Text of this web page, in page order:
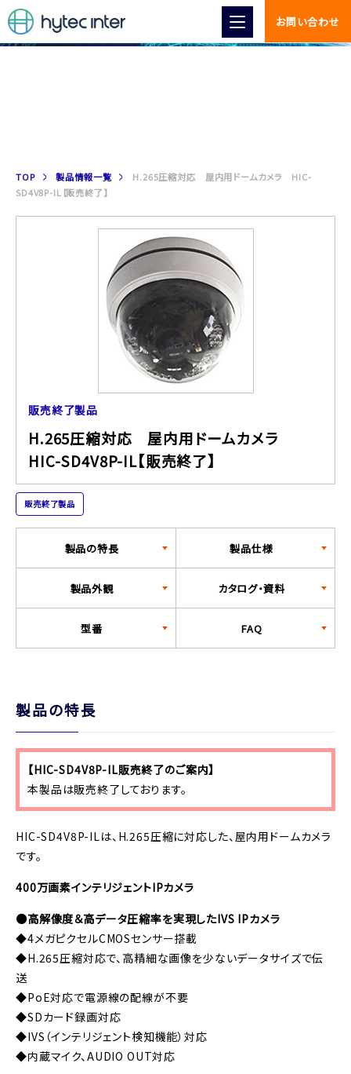
お問い合わせ
TOP 製品情報一覧
H.265圧縮対応 屋内用ドームカメラ HIC-
SD4V8P-IL【販売終了】
販売終了製品
H.265圧縮対応 屋内用ドームカメラ
HIC-SD4V8P-IL【販売終了】
販売終了製品
製品の特長 製品仕様
製品外観 カタログ・資料
型番 FAQ
製品の特長
【HIC-SD4V8P-IL販売終了のご案内】
本製品は販売終了しております。
HIC-SD4V8P-ILは、H.265圧縮に対応した、屋内用ドームカメラ
です。
400万画素インテリジェントIPカメラ
●高解像度＆高データ圧縮率を実現したIVS IPカメラ
◆4メガピクセルCMOSセンサー搭載
◆H.265圧縮対応で、高精細な画像を少ないデータサイズで伝
送
◆PoE対応で電源線の配線が不要
◆SDカード録画対応
◆IVS（インテリジェント検知機能）対応
◆内蔵マイク、AUDIO OUT対応